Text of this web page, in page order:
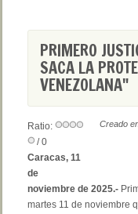
PRIMERO
SACA LA
VENEZOLANA"
Creado
Ratio:
/ 0
Caracas, 11
de
noviembre de 2025.-
martes 11 de noviembre